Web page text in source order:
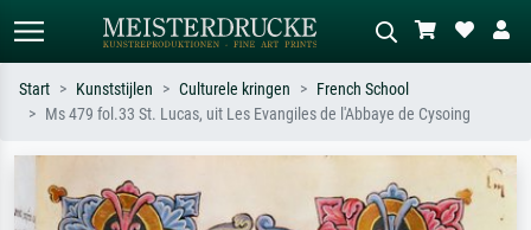
Monet, Sterrennacht, impressionisme,
Hokusai-golf, naakt.
Beschrijf de scène – bijv. groene
weide, abstract met veel rood, donker
olieverfschilderij, staand naakt naast
Start Kunststijlen Culturele kringen
French School
Ms 479 fol.33 St. Lucas, uit Les Evangiles de l'Abbaye de Cysoing